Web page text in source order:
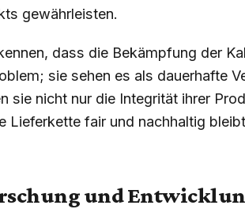
gewährleisten.
dass die Bekämpfung der
sie sehen es als dauerhafte
sie nicht nur die Integrität ihrer
Lieferkette fair und nachhaltig
und